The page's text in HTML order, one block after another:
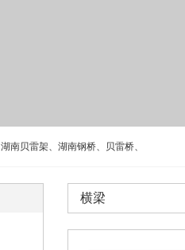
湖南贝雷架、 湖南钢桥、 贝雷桥、
横梁